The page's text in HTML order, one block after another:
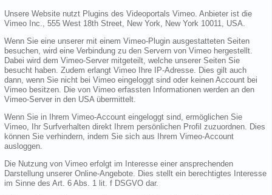
Unsere Website nutzt Plugins des Videoportals Vimeo. Anbieter ist die
Vimeo Inc., 555 West 18th Street, New York, New York 10011, USA.
Wenn Sie eine unserer mit einem Vimeo-Plugin ausgestatteten Seiten
besuchen, wird eine Verbindung zu den Servern von Vimeo hergestellt.
Dabei wird dem Vimeo-Server mitgeteilt, welche unserer Seiten Sie
besucht haben. Zudem erlangt Vimeo Ihre IP-Adresse. Dies gilt auch
dann, wenn Sie nicht bei Vimeo eingeloggt sind oder keinen Account bei
Vimeo besitzen. Die von Vimeo erfassten Informationen werden an den
Vimeo-Server in den USA übermittelt.
Wenn Sie in Ihrem Vimeo-Account eingeloggt sind, ermöglichen Sie
Vimeo, Ihr Surfverhalten direkt Ihrem persönlichen Profil zuzuordnen. Dies
können Sie verhindern, indem Sie sich aus Ihrem Vimeo-Account
ausloggen.
Die Nutzung von Vimeo erfolgt im Interesse einer ansprechenden
Darstellung unserer Online-Angebote. Dies stellt ein berechtigtes Interesse
im Sinne des Art. 6 Abs. 1 lit. f DSGVO dar.